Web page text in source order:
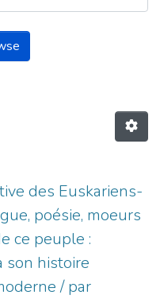
by Subject
des Euskariens-
poésie, moeurs
ce peuple :
son histoire
/ par